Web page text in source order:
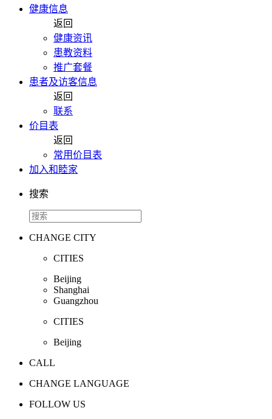
健康信息
返回
健康资讯
患教资料
推广套餐
患者及访客信息
返回
联系
价目表
返回
常用价目表
加入和睦家
搜索
CHANGE CITY
CITIES
Beijing
Shanghai
Guangzhou
CITIES
Beijing
CALL
CHANGE LANGUAGE
FOLLOW US